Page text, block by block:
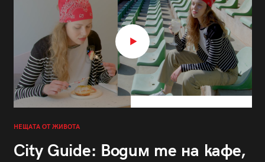
НЕЩАТА ОТ ЖИВОТА
City Guide: Водим те на кафе,